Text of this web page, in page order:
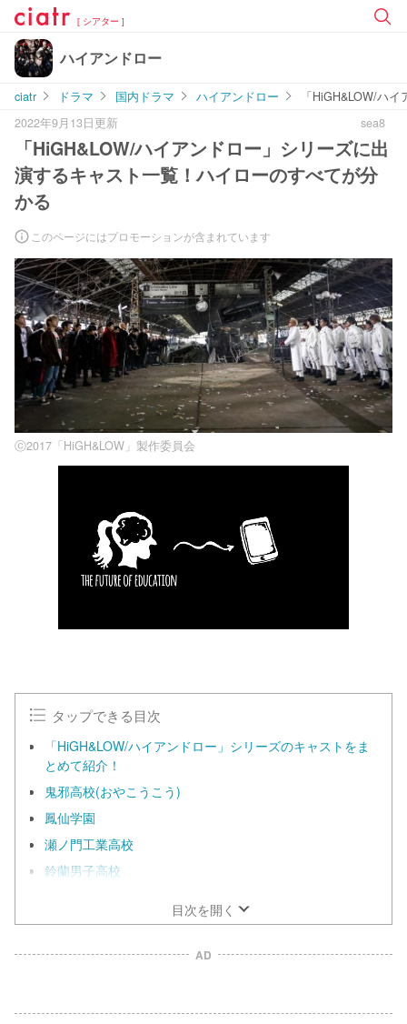
[ シアター ]
ハイアンドロー
ciatr ドラマ 国内ドラマ ハイアンドロー
「HiGH&LOW/ハ
2022年9月13日更新
sea8
「HiGH&LOW/ハイアンドロー」シリーズに出
演するキャスト一覧！ハイローのすべてが分
かる
このページにはプロモーションが含まれています
ⓒ2017「HiGH&LOW」製作委員会
タップできる目次
「HiGH&LOW/ハイアンドロー」シリーズのキャストをま
とめて紹介！
⻤邪高校(おやこうこう)
鳳仙学園
瀬ノ門工業高校
鈴蘭男子高校
目次を開く
AD